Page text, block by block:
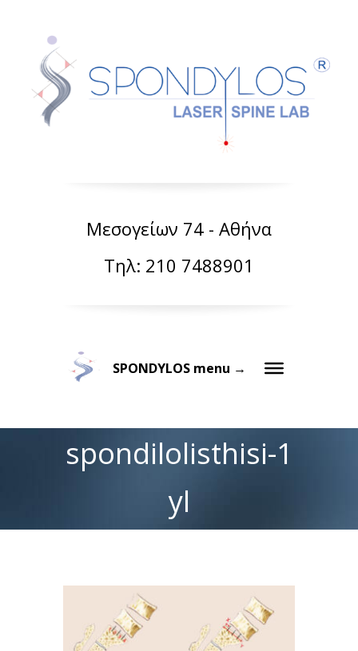
Μεσογείων 74 - Αθήνα
Τηλ: 210 7488901
SPONDYLOS menu →
spondilolisthisi-1
yl